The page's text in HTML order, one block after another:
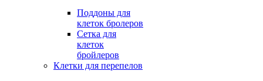
Поддоны для
клеток бролеров
Сетка для
клеток
бройлеров
Клетки для перепелов